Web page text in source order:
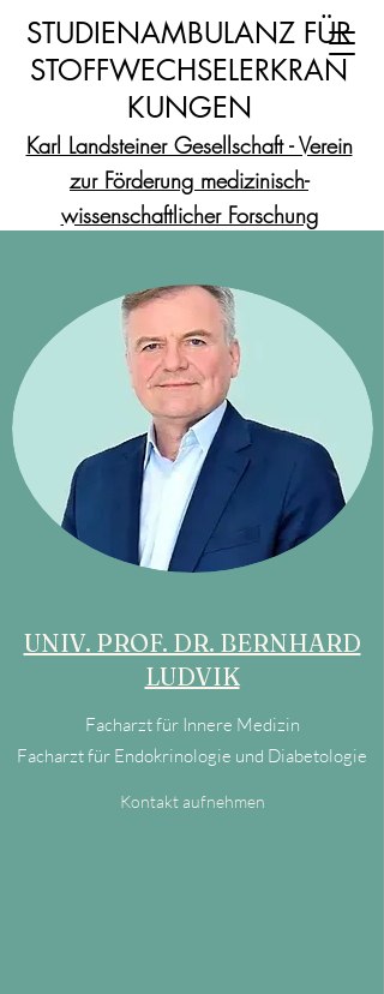
STUDIENAMBULANZ FÜR
STOFFWECHSELERKRAN
KUNGEN
Karl Landsteiner Gesellschaft - Verein
zur Förderung medizinisch-
wissenschaftlicher Forschung
UNIV. PROF. DR. BERNHARD
LUDVIK
Facharzt für Innere Medizin
Facharzt für Endokrinologie und Diabetologie
Kontakt aufnehmen